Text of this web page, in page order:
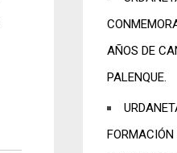
AÑOS DE
PALENQUE.
FORMACIÓN